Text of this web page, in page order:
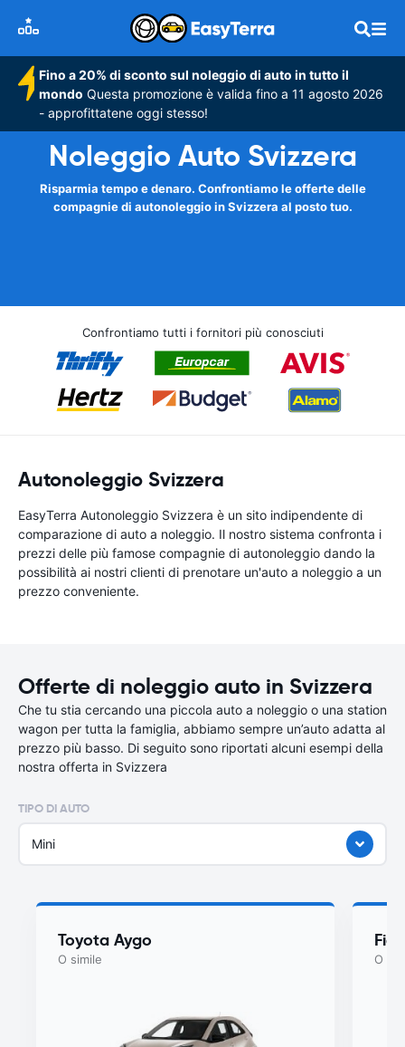
Fino a 20% di sconto sul noleggio di auto in tutto il
mondo Questa promozione è valida fino a 11 agosto 2026
- approfittatene oggi stesso!
Noleggio Auto Svizzera
Risparmia tempo e denaro. Confrontiamo le offerte delle
compagnie di autonoleggio in Svizzera al posto tuo.
Confrontiamo tutti i fornitori più conosciuti
Autonoleggio Svizzera
EasyTerra Autonoleggio Svizzera è un sito indipendente di
comparazione di auto a noleggio. Il nostro sistema confronta i
prezzi delle più famose compagnie di autonoleggio dando la
possibilità ai nostri clienti di prenotare un'auto a noleggio a un
prezzo conveniente.
Offerte di noleggio auto in Svizzera
Che tu stia cercando una piccola auto a noleggio o una station
wagon per tutta la famiglia, abbiamo sempre un’auto adatta al
prezzo più basso. Di seguito sono riportati alcuni esempi della
nostra offerta in Svizzera
TIPO DI AUTO
Mini
Toyota Aygo
O simile O